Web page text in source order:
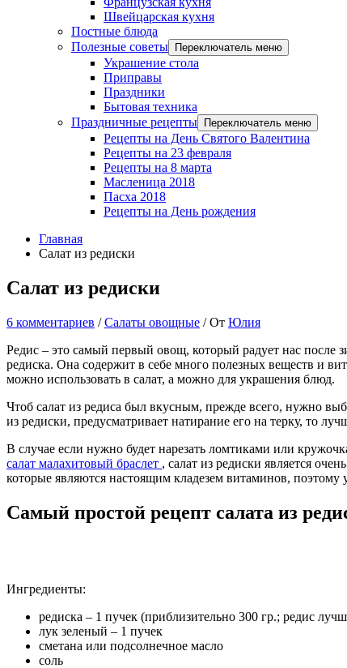
Швейцарская кухня
Постные блюда
Полезные советы
Переключатель меню
Украшение стола
Приправы
Праздники
Бытовая техника
Праздничные рецепты
Переключатель меню
Рецепты на День Святого Валентина
Рецепты на 23 февраля
Рецепты на 8 марта
Масленица 2018
Пасха 2018
Рецепты на День рождения
Главная
Салат из редиски
Салат из редиски
6 комментариев /Салаты овощные / От Юлия
Редис – это самый первый овощ, который радует нас после
редиска. Она содержит в себе много полезных веществ и
можно использовать в салат, а можно для украшения блюд.
Чтоб салат из редиса был вкусным, прежде всего, нужно
из редиски, предусматривает натирание его на терку, то
В случае если нужно будет нарезать ломтиками или
салат малахитовый браслет , салат из редиски является
которые являются настоящим кладезем витаминов,
Самый простой рецепт салата из
Ингредиенты:
редиска – 1 пучек (приблизительно 300 гр.; редис
лук зеленый – 1 пучек
сметана или подсолнечное масло
соль